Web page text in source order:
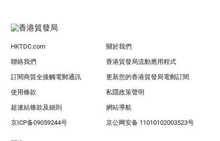
HKTDC.com 關於我們
聯絡我們 香港貿發局流動應用程式
訂閱商貿全接觸電郵通訊 更新您的香港貿發局電郵訂閱
使用條款 私隱政策聲明
超連結條款及細則 網站導航
京ICP备09059244号 京公网安备 11010102003523号